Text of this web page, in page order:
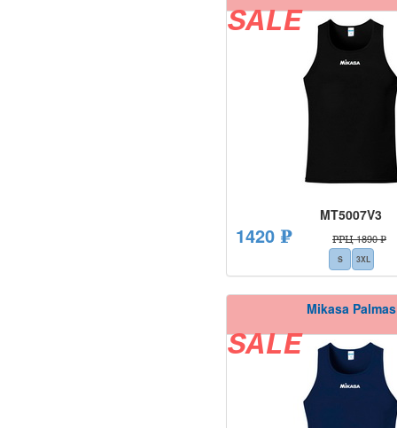
SALE
MT5007V3
1420 ₽ РРЦ 1890 ₽
S 3XL
Mikasa Palmas
SALE